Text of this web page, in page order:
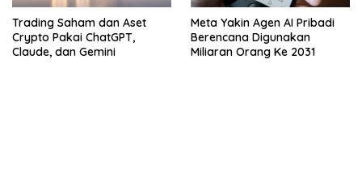
Trading Saham dan Aset
Crypto Pakai ChatGPT,
Claude, dan Gemini
Meta Yakin Agen AI Pribadi
Berencana Digunakan
Miliaran Orang Ke 2031